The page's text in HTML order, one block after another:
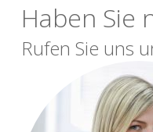
Haben Sie
Rufen Sie uns